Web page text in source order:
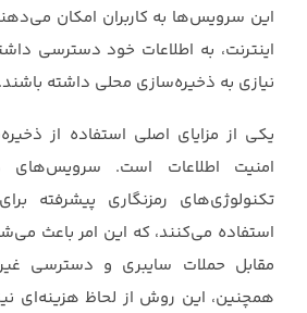
این سرویس‌ها به کاربران امکان
اینترنت، به اطلاعات خود دسترسی
نیازی به ‏ذخیره‌سازی محلی داشته باشند. ‏
امنیت اطلاعات است. سرویس‌های
تکنولوژی‌های رمزنگاری پیشرفته
استفاده می‌کنند، که این امر باعث
مقابل حملات سایبری و دسترسی
همچنین، این روش از ‏لحاظ هزینه‌ای